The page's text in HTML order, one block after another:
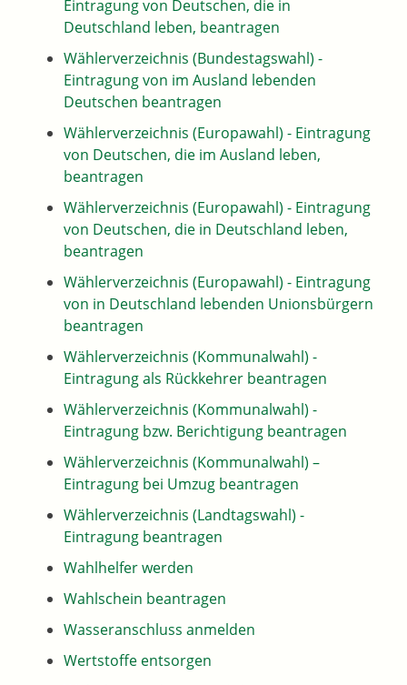
Eintragung von Deutschen, die in
Deutschland leben, beantragen
Wählerverzeichnis (Bundestagswahl) -
Eintragung von im Ausland lebenden
Deutschen beantragen
Wählerverzeichnis (Europawahl) - Eintragung
von Deutschen, die im Ausland leben,
beantragen
Wählerverzeichnis (Europawahl) - Eintragung
von Deutschen, die in Deutschland leben,
beantragen
Wählerverzeichnis (Europawahl) - Eintragung
von in Deutschland lebenden Unionsbürgern
beantragen
Wählerverzeichnis (Kommunalwahl) -
Eintragung als Rückkehrer beantragen
Wählerverzeichnis (Kommunalwahl) -
Eintragung bzw. Berichtigung beantragen
Wählerverzeichnis (Kommunalwahl) –
Eintragung bei Umzug beantragen
Wählerverzeichnis (Landtagswahl) -
Eintragung beantragen
Wahlhelfer werden
Wahlschein beantragen
Wasseranschluss anmelden
Wertstoffe entsorgen